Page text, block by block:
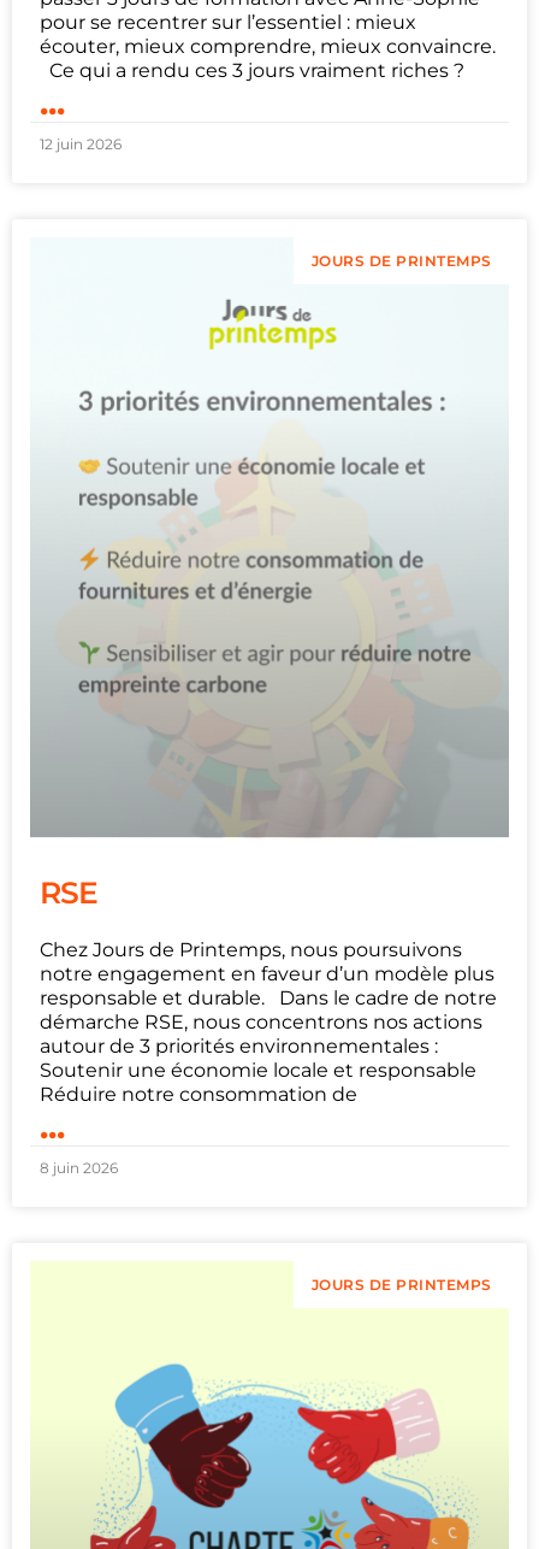
pour se recentrer sur l’essentiel : mieux
écouter, mieux comprendre, mieux convaincre.
Ce qui a rendu ces 3 jours vraiment riches ?
...
12 juin 2026
JOURS DE PRINTEMPS
RSE
Chez Jours de Printemps, nous poursuivons
notre engagement en faveur d’un modèle plus
responsable et durable. Dans le cadre de notre
démarche RSE, nous concentrons nos actions
autour de 3 priorités environnementales :
Soutenir une économie locale et responsable
Réduire notre consommation de
...
8 juin 2026
JOURS DE PRINTEMPS